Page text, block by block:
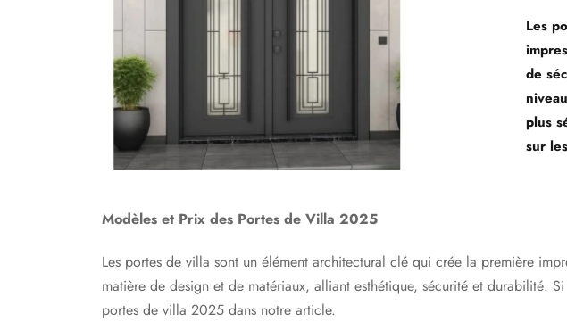
Les
de
plus
sur
Modèles et Prix des Portes de Villa 2025
Les portes de villa sont un élément architectural clé qui crée la première
matière de design et de matériaux, alliant esthétique, sécurité et durabilité.
portes de villa 2025 dans notre article.